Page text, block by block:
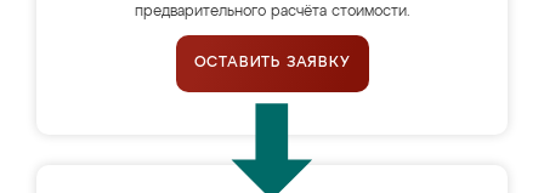
предварительного расчёта стоимости.
ОСТАВИТЬ ЗАЯВКУ